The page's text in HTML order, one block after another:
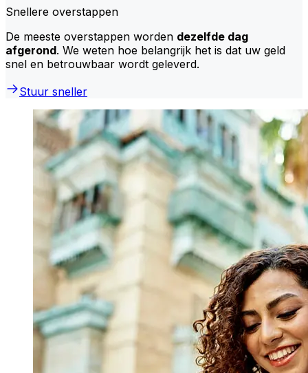
Snellere overstappen
De meeste overstappen worden dezelfde dag
afgerond. We weten hoe belangrijk het is dat uw geld
snel en betrouwbaar wordt geleverd.
Stuur sneller